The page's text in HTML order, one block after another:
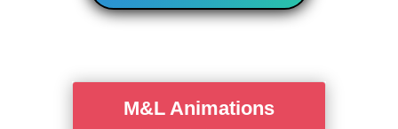
M&L Animations